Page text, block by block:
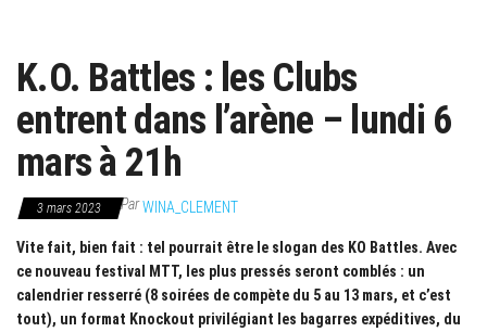
K.O. Battles : les Clubs
entrent dans l’arène – lundi 6
mars à 21h
3 mars 2023 ParWINA_CLEMENT
Vite fait, bien fait : tel pourrait être le slogan des KO Battles. Avec
ce nouveau festival MTT, les plus pressés seront comblés : un
calendrier resserré (8 soirées de compète du 5 au 13 mars, et c’est
tout), un format Knockout privilégiant les bagarres expéditives, du